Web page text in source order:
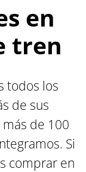
en
tren
todos los
de sus
de 100
Si
comprar en